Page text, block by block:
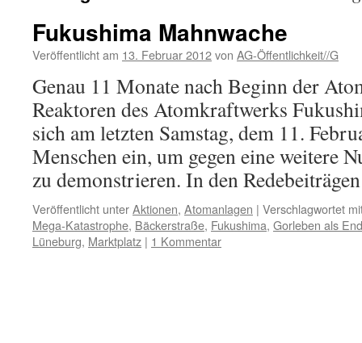
Fukushima Mahnwache
Veröffentlicht am 13. Februar 2012von AG-Öffentlichkeit//G
Genau 11 Monate nach Beginn der
Reaktoren des Atomkraftwerks
sich am letzten Samstag, dem 11.
Menschen ein, um gegen eine weitere
zu demonstrieren. In den
Veröffentlicht unterAktionen, Atomanlagen | Verschlagwortet
Mega-Katastrophe, Bäckerstraße, Fukushima, Gorleben als
Lüneburg, Marktplatz | 1 Kommentar